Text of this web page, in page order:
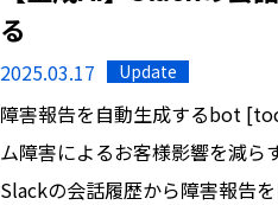
る
2025.03.17 Update
障害報告を自動生成するbot
ム障害によるお客様影響を減ら
Slackの会話履歴から障害報告